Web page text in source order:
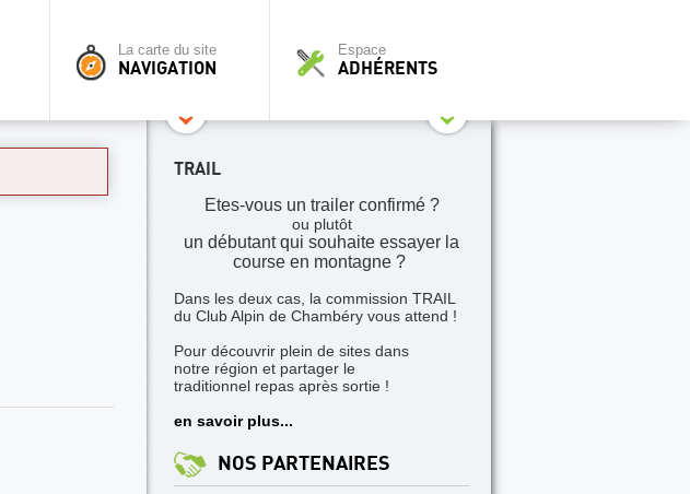
La carte du site
NAVIGATION
Espace
ADHÉRENTS
TRAIL
Etes-vous un trailer confirmé ?
ou plutôt
un débutant qui souhaite essayer la
course en montagne ?
Dans les deux cas, la commission TRAIL
du Club Alpin de Chambéry vous attend !
Pour découvrir plein de sites dans
notre région et partager le
traditionnel repas après sortie !
en savoir plus...
NOS PARTENAIRES